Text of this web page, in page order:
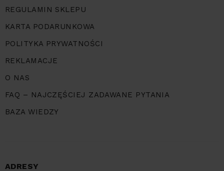
REGULAMIN SKLEPU
KARTA PODARUNKOWA
POLITYKA PRYWATNOŚCI
REKLAMACJE
O NAS
FAQ – NAJCZĘŚCIEJ ZADAWANE PYTANIA
BAZA WIEDZY
ADRESY